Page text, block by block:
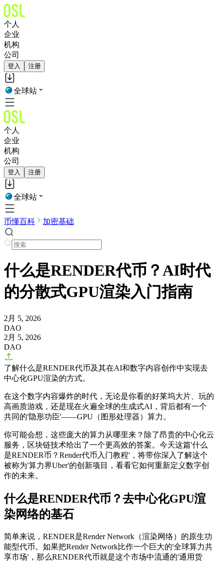
个人
企业
机构
公司
登入 注册
全球站
个人
企业
机构
公司
登入 注册
全球站
币懂百科 加密基础
什么是RENDER代币？AI时代
的分散式GPU渲染入门指南
2月 5, 2026
DAO
2月 5, 2026
DAO
了解什么是RENDER代币及其在AI和数字内容创作中实现去
中心化GPU渲染的方式。
在这个数字内容爆炸的时代，无论是你看的好莱坞大片、玩的
高画质游戏，还是现在火遍全球的生成式AI，背后都有一个
共同的'隐形功臣'——GPU（图形处理器）算力。
你可能会想，这些庞大的算力从哪里来？除了昂贵的中心化云
服务，区块链技术给出了一个更高效的答案。今天这篇'什么
是RENDER币？Render代币入门教程'，将带你深入了解这个
被称为'算力界Uber'的创新项目，看看它如何重新定义数字创
作的未来。
什么是RENDER代币？去中心化GPU渲
染网络的基石
简单来说，RENDER是Render Network（渲染网络）的原生功
能型代币。如果把Render Network比作一个巨大的'全球算力共
享市场'，那么RENDER代币就是这个市场中流通的'通用货